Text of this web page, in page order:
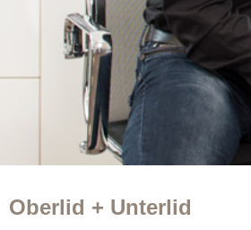
.
Oberlid + Unterlid